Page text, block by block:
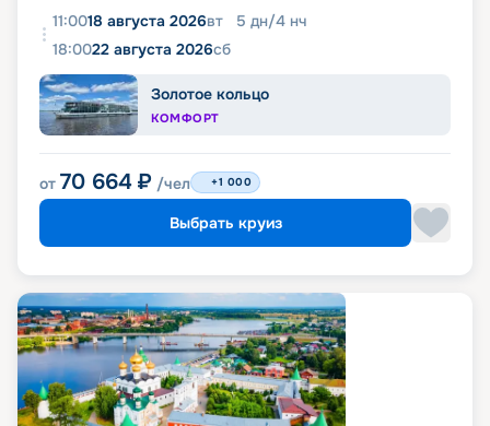
11:0018 августа 2026вт 5 дн/4 нч
18:0022 августа 2026сб
Золотое кольцо
КОМФОРТ
от 70 664 ₽ /чел +1 000
Выбрать круиз